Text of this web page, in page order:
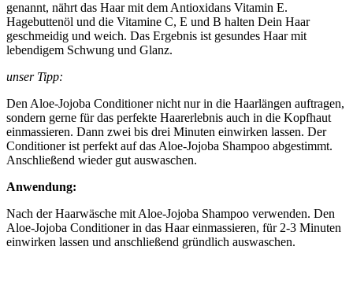
genannt, nährt das Haar mit dem Antioxidans Vitamin E.
Hagebuttenöl und die Vitamine C, E und B halten Dein Haar
geschmeidig und weich. Das Ergebnis ist gesundes Haar mit
lebendigem Schwung und Glanz.
unser Tipp:
Den Aloe-Jojoba Conditioner nicht nur in die Haarlängen auftragen,
sondern gerne für das perfekte Haarerlebnis auch in die Kopfhaut
einmassieren. Dann zwei bis drei Minuten einwirken lassen. Der
Conditioner ist perfekt auf das Aloe-Jojoba Shampoo abgestimmt.
Anschließend wieder gut auswaschen.
Anwendung:
Nach der Haarwäsche mit Aloe-Jojoba Shampoo verwenden. Den
Aloe-Jojoba Conditioner in das Haar einmassieren, für 2-3 Minuten
einwirken lassen und anschließend gründlich auswaschen.